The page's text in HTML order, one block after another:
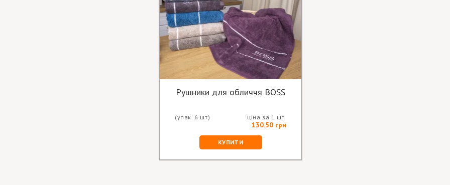
Рушники для обличчя BOSS
(упак. 6 шт) ціна за 1 шт.
130.50 грн
КУПИТИ